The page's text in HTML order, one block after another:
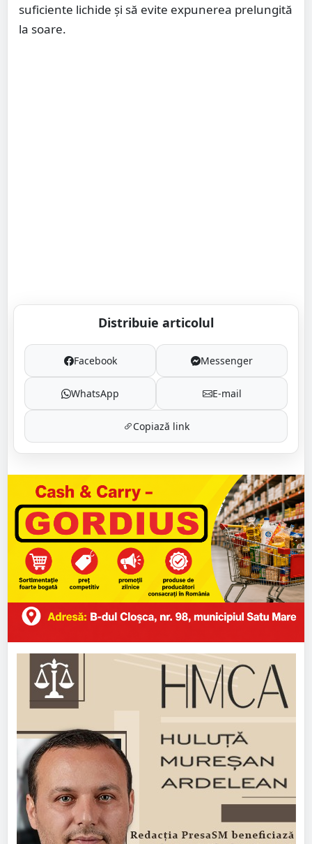
suficiente lichide și să evite expunerea prelungită
la soare.
Distribuie articolul
Facebook Messenger
WhatsApp E-mail
Copiază link